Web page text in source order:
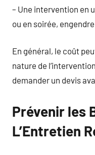
– Une intervention en
ou en soirée,
En général, le coût
nature de
demander un devis
Prévenir les
L’Entretien